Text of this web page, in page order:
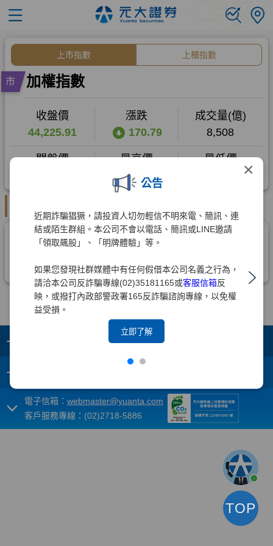
×
公告
近期詐騙猖獗，請投資人切勿輕信不明來電、簡訊、連
結或陌生群組。本公司不會以電話、簡訊或LINE邀請
「領取飆股」、「明牌體驗」等。
如果您發現社群媒體中有任何假借本公司名義之行為，
請洽本公司反詐騙專線(02)35181165或客服信箱反
映，或撥打內政部警政署165反詐騙諮詢專線，以免權
益受損。
立即了解
+
+
電子信箱： webmaster@yuanta.com
客戶服務專線：(02)2718-5886
TOP